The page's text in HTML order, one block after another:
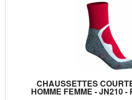
CHAUSSETTES
HOMME FEMME - JN210 -